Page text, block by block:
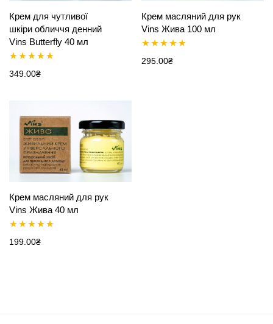
Крем для чутливої
шкіри обличчя денний
Vins Butterfly 40 мл
Оцінено в
349.00₴
Крем масляний для рук
Vins Жива 100 мл
Оцінено в
295.00₴
Крем масляний для рук
Vins Жива 40 мл
Оцінено в
199.00₴